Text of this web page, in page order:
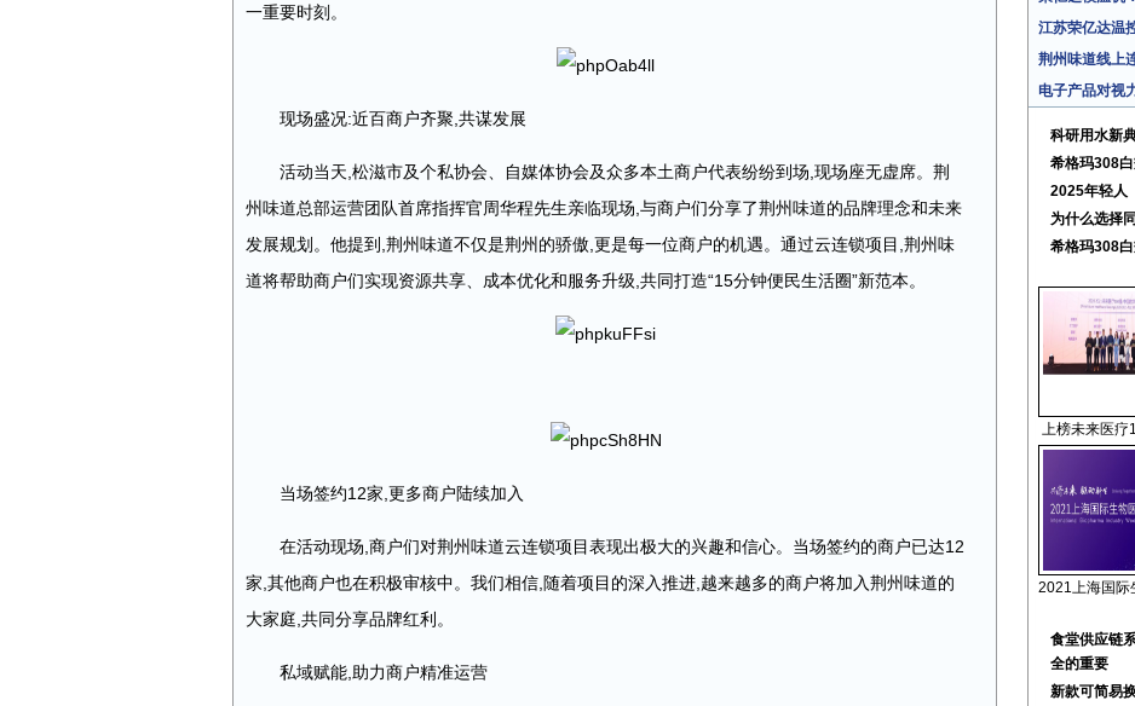
一重要时刻。
现场盛况:近百商户齐聚,共谋发展
活动当天,松滋市及个私协会、自媒体协会及众多本土商户代表纷纷到场,现场座无虚席。荆
州味道总部运营团队首席指挥官周华程先生亲临现场,与商户们分享了荆州味道的品牌理念和未来
发展规划。他提到,荆州味道不仅是荆州的骄傲,更是每一位商户的机遇。通过云连锁项目,荆州味
道将帮助商户们实现资源共享、成本优化和服务升级,共同打造“15分钟便民生活圈”新范本。
当场签约12家,更多商户陆续加入
在活动现场,商户们对荆州味道云连锁项目表现出极大的兴趣和信心。当场签约的商户已达12
家,其他商户也在积极审核中。我们相信,随着项目的深入推进,越来越多的商户将加入荆州味道的
大家庭,共同分享品牌红利。
私域赋能,助力商户精准运营
江苏荣亿达温
荆州味道线上
电子产品对视
科研用水新
希格玛308
2025年轻人
为什么选择
希格玛308
上榜未来医疗
2021上海国际
食堂供应链
全的重要
新款可简易